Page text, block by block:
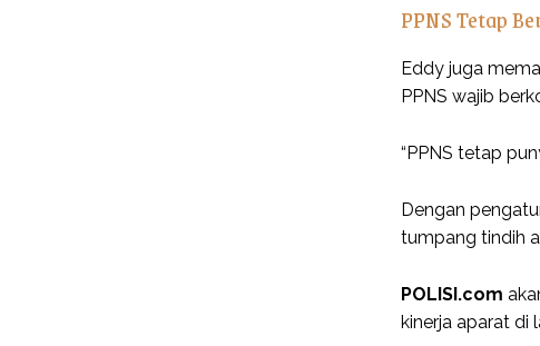
PPNS Tetap
Eddy juga
PPNS wajib
“PPNS tetap
Dengan
tumpang tindih
POLISI.com
kinerja aparat di